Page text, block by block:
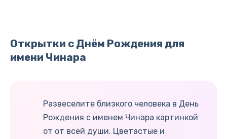
Открытки с Днём Рождения для
имени Чинара
Развеселите близкого человека в День
Рождения с именем Чинара картинкой
от от всей души. Цветастые и